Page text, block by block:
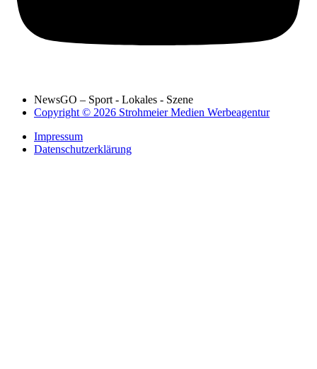
NewsGO – Sport - Lokales - Szene
Copyright © 2026 Strohmeier Medien Werbeagentur
Impressum
Datenschutzerklärung